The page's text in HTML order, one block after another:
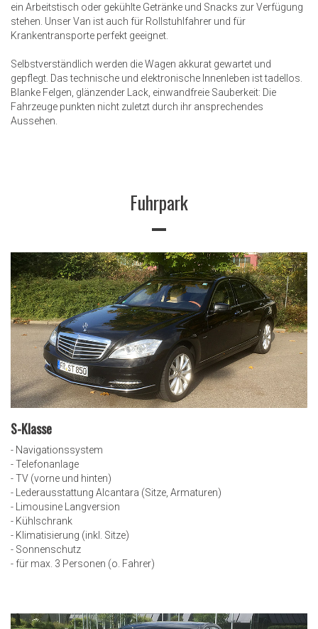
ein Arbeitstisch oder gekühlte Getränke und Snacks zur Verfügung
stehen. Unser Van ist auch für Rollstuhlfahrer und für
Krankentransporte perfekt geeignet.
Selbstverständlich werden die Wagen akkurat gewartet und
gepflegt. Das technische und elektronische Innenleben ist tadellos.
Blanke Felgen, glänzender Lack, einwandfreie Sauberkeit: Die
Fahrzeuge punkten nicht zuletzt durch ihr ansprechendes
Aussehen.
Fuhrpark
S-Klasse
- Navigationssystem
- Telefonanlage
- TV (vorne und hinten)
- Lederausstattung Alcantara (Sitze, Armaturen)
- Limousine Langversion
- Kühlschrank
- Klimatisierung (inkl. Sitze)
- Sonnenschutz
- für max. 3 Personen (o. Fahrer)